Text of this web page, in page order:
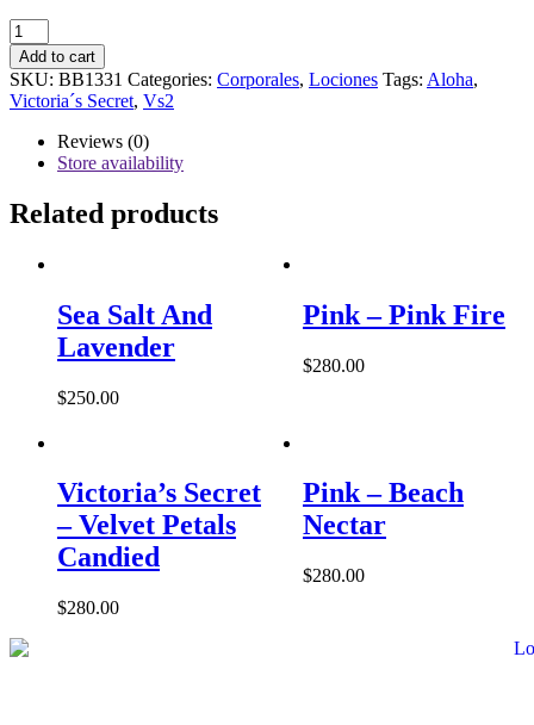
Victoria’s
Secret
–
Coconut
Passion
quantity
Add to cart
SKU: BB1331 Categories: Corporales, Lociones Tags: Aloha,
Victoria´s Secret, Vs2
Reviews (0)
Store availability
Related products
Sea Salt And
Lavender
$250.00
Pink – Pink Fire
$280.00
Victoria’s Secret
– Velvet Petals
Candied
$280.00
Pink – Beach
Nectar
$280.00